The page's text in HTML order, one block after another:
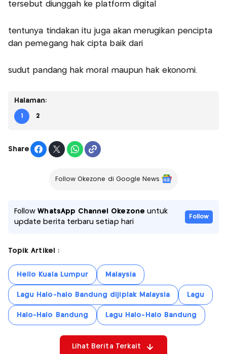
tersebut diunggah ke platform digital
tentunya tindakan itu juga akan merugikan pencipta
dan pemegang hak cipta baik dari
sudut pandang hak moral maupun hak ekonomi.
Halaman:
1 2
Share
Follow Okezone di Google News
FollowWhatsApp Channel Okezone untuk
update berita terbaru setiap hari
Follow
Topik Artikel :
Hello Kuala Lumpur Malaysia
Lagu Halo-halo Bandung dijiplak Malaysia Lagu
Halo-Halo Bandung Lagu Halo-Halo Bandung
Lihat Berita Terkait